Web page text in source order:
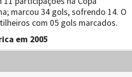
marcou 34 gols, sofrendo 14. O
com 05 gols marcados.
em 2005